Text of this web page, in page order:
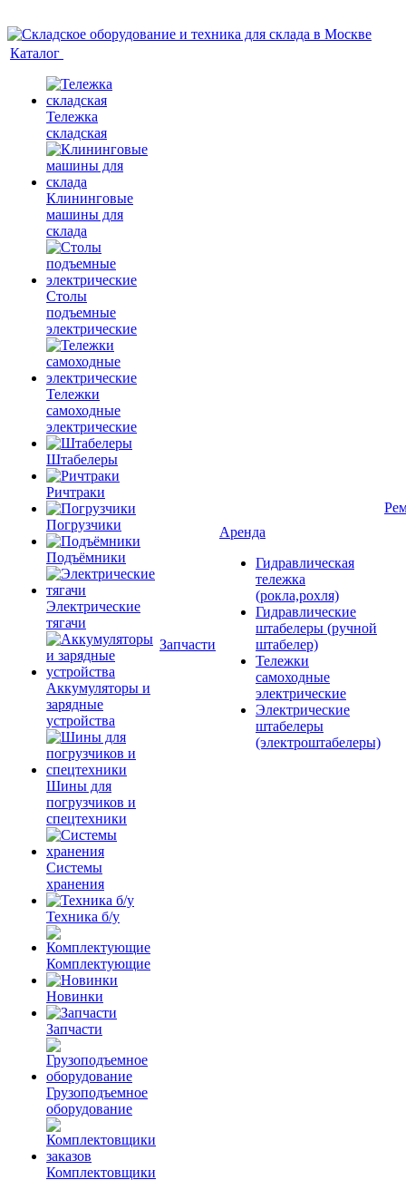
Каталог
Тележка
складская
Клининговые
машины для
склада
Столы
подъемные
электрические
Тележки
самоходные
электрические
Штабелеры
Ричтраки
Погрузчики
Подъёмники
Электрические
тягачи
Аккумуляторы и
зарядные
устройства
Шины для
погрузчиков и
спецтехники
Системы
хранения
Техника б/у
Комплектующие
Новинки
Запчасти
Грузоподъемное
оборудование
Комплектовщики
Запчасти
Аренда
Гидравлическая
тележка
(рокла,рохля)
Гидравлические
штабелеры (ручной
штабелер)
Тележки
самоходные
электрические
Электрические
штабелеры
(электроштабелеры)